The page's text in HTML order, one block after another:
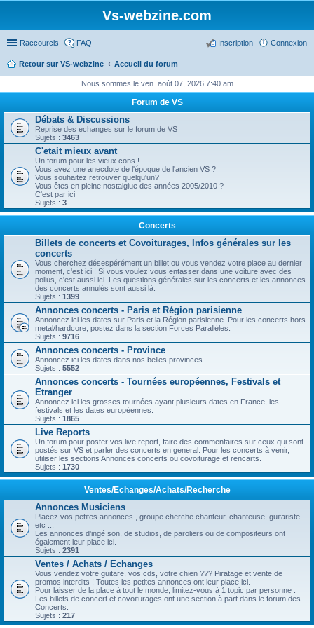
Vs-webzine.com
Raccourcis FAQ Connexion
Inscription
Retour sur VS-webzine Accueil du forum
Nous sommes le ven. août 07, 2026 7:40 am
Forum de VS
Débats & Discussions
Reprise des echanges sur le forum de VS
Sujets : 3463
C'etait mieux avant
Un forum pour les vieux cons !
Vous avez une anecdote de l'époque de l'ancien VS ?
Vous souhaitez retrouver quelqu'un?
Vous êtes en pleine nostalgiue des années 2005/2010 ?
C'est par ici
Sujets : 3
Concerts
Billets de concerts et Covoiturages, Infos générales sur les
concerts
Vous cherchez désespérément un billet ou vous vendez votre place au dernier
moment, c'est ici ! Si vous voulez vous entasser dans une voiture avec des
poilus, c'est aussi ici. Les questions générales sur les concerts et les annonces
des concerts annulés sont aussi là.
Sujets : 1399
Annonces concerts - Paris et Région parisienne
Annoncez ici les dates sur Paris et la Région parisienne. Pour les concerts hors
metal/hardcore, postez dans la section Forces Parallèles.
Sujets : 9716
Annonces concerts - Province
Annoncez ici les dates dans nos belles provinces
Sujets : 5552
Annonces concerts - Tournées européennes, Festivals et
Etranger
Annoncez ici les grosses tournées ayant plusieurs dates en France, les
festivals et les dates européennes.
Sujets : 1865
Live Reports
Un forum pour poster vos live report, faire des commentaires sur ceux qui sont
postés sur VS et parler des concerts en general. Pour les concerts à venir,
utiliser les sections Annonces concerts ou covoiturage et rencarts.
Sujets : 1730
Ventes/Echanges/Achats/Recherche
Annonces Musiciens
Placez vos petites annonces , groupe cherche chanteur, chanteuse, guitariste
etc ...
Les annonces d'ingé son, de studios, de paroliers ou de compositeurs ont
également leur place ici.
Sujets : 2391
Ventes / Achats / Echanges
Vous vendez votre guitare, vos cds, votre chien ??? Piratage et vente de
promos interdits ! Toutes les petites annonces ont leur place ici.
Pour laisser de la place à tout le monde, limitez-vous à 1 topic par personne .
Les billets de concert et covoiturages ont une section à part dans le forum des
Concerts.
Sujets : 217